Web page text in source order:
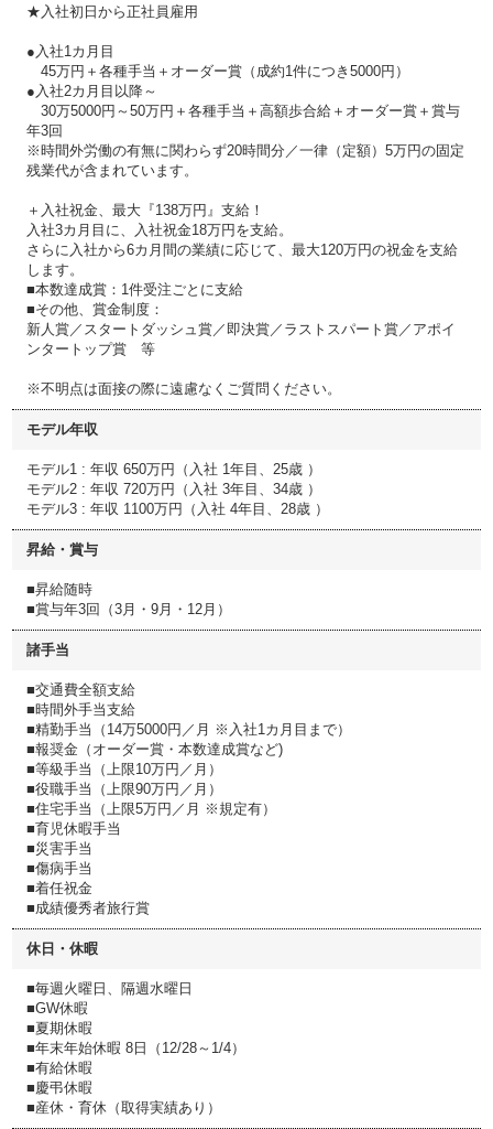
★入社初日から正社員雇用
●入社1カ月目
45万円＋各種手当＋オーダー賞（成約1件につき5000円）
●入社2カ月目以降～
30万5000円～50万円＋各種手当＋高額歩合給＋オーダー賞＋賞与
年3回
※時間外労働の有無に関わらず20時間分／一律（定額）5万円の固定
残業代が含まれています。
＋入社祝金、最大『138万円』支給！
入社3カ月目に、入社祝金18万円を支給。
さらに入社から6カ月間の業績に応じて、最大120万円の祝金を支給
します。
■本数達成賞：1件受注ごとに支給
■その他、賞金制度：
新人賞／スタートダッシュ賞／即決賞／ラストスパート賞／アポイ
ンタートップ賞 等
※不明点は面接の際に遠慮なくご質問ください。
モデル年収
モデル1 : 年収 650万円（入社 1年目、25歳 ）
モデル2 : 年収 720万円（入社 3年目、34歳 ）
モデル3 : 年収 1100万円（入社 4年目、28歳 ）
昇給・賞与
■昇給随時
■賞与年3回（3月・9月・12月）
諸手当
■交通費全額支給
■時間外手当支給
■精勤手当（14万5000円／月 ※入社1カ月目まで）
■報奨金（オーダー賞・本数達成賞など)
■等級手当（上限10万円／月）
■役職手当（上限90万円／月）
■住宅手当（上限5万円／月 ※規定有）
■育児休暇手当
■災害手当
■傷病手当
■着任祝金
■成績優秀者旅行賞
休日・休暇
■毎週火曜日、隔週水曜日
■GW休暇
■夏期休暇
■年末年始休暇 8日（12/28～1/4）
■有給休暇
■慶弔休暇
■産休・育休（取得実績あり）